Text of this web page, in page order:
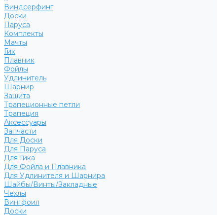
Виндсерфинг
Доски
Паруса
Комплекты
Мачты
Гик
Плавник
Фойлы
Удлинитель
Шарнир
Защита
Трапеционные петли
Трапеция
Аксессуары
Запчасти
Для Доски
Для Паруса
Для Гика
Для Фойла и Плавника
Для Удлинителя и Шарнира
Шайбы/Винты/Закладные
Чехлы
Вингфоил
Доски